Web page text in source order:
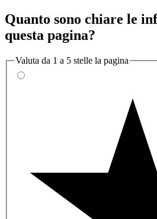
Quanto sono chiare le
questa pagina?
Valuta da 1 a 5 stelle la pagina